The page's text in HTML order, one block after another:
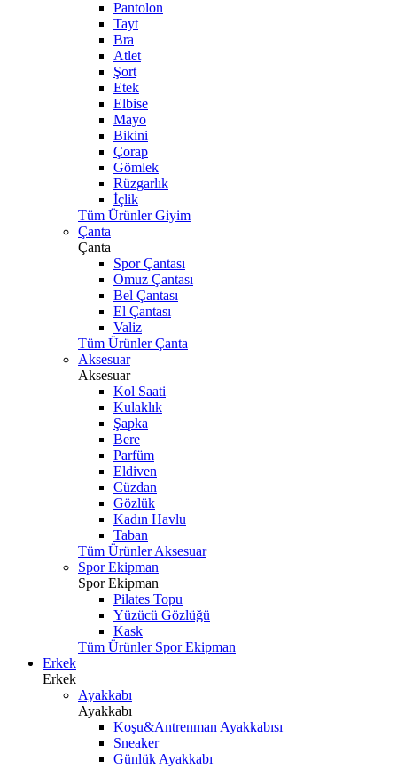
Pantolon
Tayt
Bra
Atlet
Şort
Etek
Elbise
Mayo
Bikini
Çorap
Gömlek
Rüzgarlık
İçlik
Tüm Ürünler Giyim
Çanta
Çanta
Spor Çantası
Omuz Çantası
Bel Çantası
El Çantası
Valiz
Tüm Ürünler Çanta
Aksesuar
Aksesuar
Kol Saati
Kulaklık
Şapka
Bere
Parfüm
Eldiven
Cüzdan
Gözlük
Kadın Havlu
Taban
Tüm Ürünler Aksesuar
Spor Ekipman
Spor Ekipman
Pilates Topu
Yüzücü Gözlüğü
Kask
Tüm Ürünler Spor Ekipman
Erkek
Erkek
Ayakkabı
Ayakkabı
Koşu&Antrenman Ayakkabısı
Sneaker
Günlük Ayakkabı